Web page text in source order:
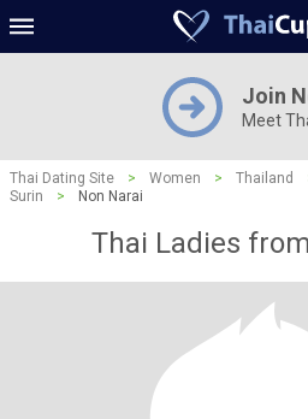
Join
Meet
Thai Dating Site > Women > Thailand
Surin
> Non Narai
Thai Ladies